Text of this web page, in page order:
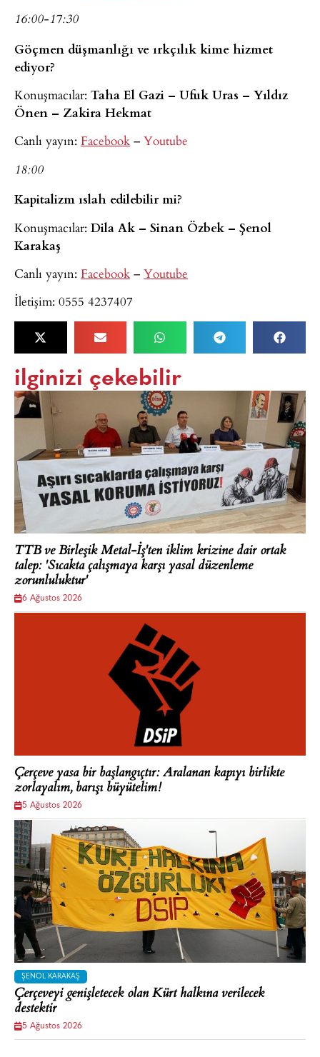
16:00-17:30
Göçmen düşmanlığı ve ırkçılık kime hizmet
ediyor?
Konuşmacılar: Taha El Gazi – Ufuk Uras – Yıldız
Önen – Zakira Hekmat
Canlı yayın: Facebook – Youtube
18:00
Kapitalizm ıslah edilebilir mi?
Konuşmacılar: Dila Ak – Sinan Özbek – Şenol
Karakaş
Canlı yayın: Facebook – Youtube
İletişim: 0555 4237407
ilginizi çekebilir
TTB ve Birleşik Metal-İş'ten iklim krizine dair ortak
talep: 'Sıcakta çalışmaya karşı yasal düzenleme
zorunluluktur'
6 Ağustos 2026
Çerçeve yasa bir başlangıçtır: Aralanan kapıyı birlikte
zorlayalım, barışı büyütelim!
5 Ağustos 2026
ŞENOL KARAKAŞ
Çerçeveyi genişletecek olan Kürt halkına verilecek
destektir
5 Ağustos 2026